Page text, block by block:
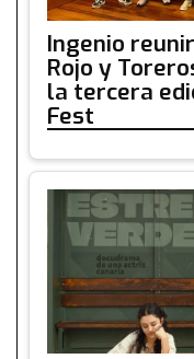
Ingenio
Rojo y
la tercera
Fest